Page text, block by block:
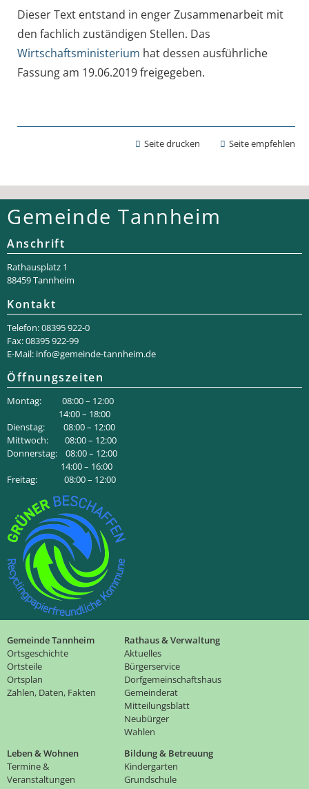
Dieser Text entstand in enger Zusammenarbeit mit
den fachlich zuständigen Stellen. Das
Wirtschaftsministerium hat dessen ausführliche
Fassung am 19.06.2019 freigegeben.
Seite drucken Seite empfehlen
Gemeinde Tannheim
Anschrift
Rathaus­platz 1
88459 Tannheim
Kontakt
Telefon: 08395 922-0
Fax: 08395 922-99
E-Mail: info@gemeinde-tannheim.de
Öffnungszeiten
Montag: 08:00 – 12:00
14:00 – 18:00
Dienstag: 08:00 – 12:00
Mittwoch: 08:00 – 12:00
Donnerstag: 08:00 – 12:00
14:00 – 16:00
Freitag: 08:00 – 12:00
Gemeinde Tannheim
Ortsgeschichte
Ortsteile
Ortsplan
Zahlen, Daten, Fakten
Rathaus & Verwaltung
Aktuelles
Bürgerservice
Dorfgemeinschaftshaus
Gemeinderat
Mitteilungsblatt
Neubürger
Wahlen
Leben & Wohnen
Termine &
Veranstaltungen
Bildung & Betreuung
Kindergarten
Grundschule